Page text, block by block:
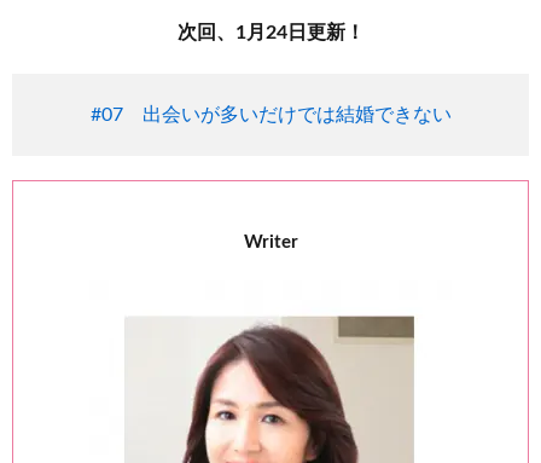
次回、1月24日更新！
#07 出会いが多いだけでは結婚できない
Writer